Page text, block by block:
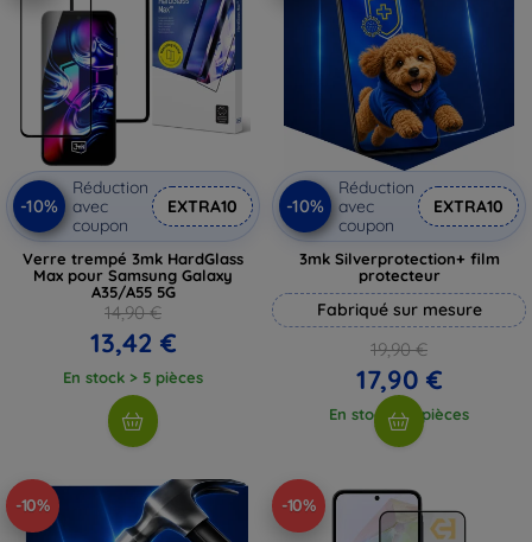
-10%
Réduction
avec
coupon
EXTRA10
Verre trempé 3mk HardGlass
Max pour Samsung Galaxy
A35/A55 5G
14,90 €
13,42 €
En stock > 5 pièces
-10%
Réduction
avec
coupon
EXTRA10
3mk Silverprotection+ film
protecteur
Fabriqué sur mesure
19,90 €
17,90 €
En stock > 5 pièces
-10% -10%